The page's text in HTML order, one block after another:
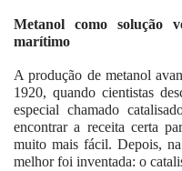
Metanol como solução
marítimo
A produção de metanol
1920, quando cientistas
especial chamado
encontrar a receita certa
muito mais fácil. Depois,
melhor foi inventada: o